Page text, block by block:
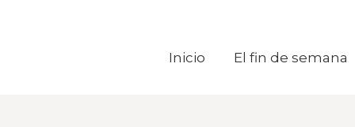
Inicio El fin de semana
Inicio El fin de semana